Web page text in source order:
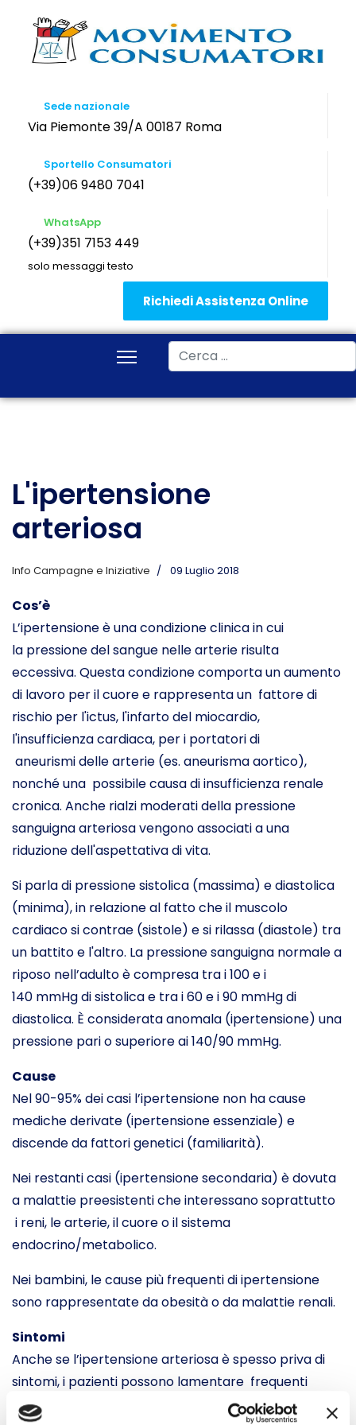
Sede nazionale
Via Piemonte 39/A 00187 Roma
Sportello Consumatori
(+39)06 9480 7041
WhatsApp
(+39)351 7153 449
solo messaggi testo
Richiedi Assistenza Online
Cerca
L'ipertensione
arteriosa
Info Campagne e Iniziative 09 Luglio 2018
Cos’è
L’ipertensione è una condizione clinica in cui
la pressione del sangue nelle arterie risulta
eccessiva. Questa condizione comporta un aumento
di lavoro per il cuore e rappresenta un fattore di
rischio per l'ictus, l'infarto del miocardio,
l'insufficienza cardiaca, per i portatori di
aneurismi delle arterie (es. aneurisma aortico),
nonché una possibile causa di insufficienza renale
cronica. Anche rialzi moderati della pressione
sanguigna arteriosa vengono associati a una
riduzione dell'aspettativa di vita.
Si parla di pressione sistolica (massima) e diastolica
(minima), in relazione al fatto che il muscolo
cardiaco si contrae (sistole) e si rilassa (diastole) tra
un battito e l'altro. La pressione sanguigna normale a
riposo nell’adulto è compresa tra i 100 e i
140 mmHg di sistolica e tra i 60 e i 90 mmHg di
diastolica. È considerata anomala (ipertensione) una
pressione pari o superiore ai 140/90 mmHg.
Cause
Nel 90-95% dei casi l’ipertensione non ha cause
mediche derivate (ipertensione essenziale) e
discende da fattori genetici (familiarità).
Nei restanti casi (ipertensione secondaria) è dovuta
a malattie preesistenti che interessano soprattutto
i reni, le arterie, il cuore o il sistema
endocrino/metabolico.
Nei bambini, le cause più frequenti di ipertensione
sono rappresentate da obesità o da malattie renali.
Sintomi
Anche se l’ipertensione arteriosa è spesso priva di
sintomi, i pazienti possono lamentare frequenti
cefalee, vertigini, ronzio o sibilo alle orecchie,